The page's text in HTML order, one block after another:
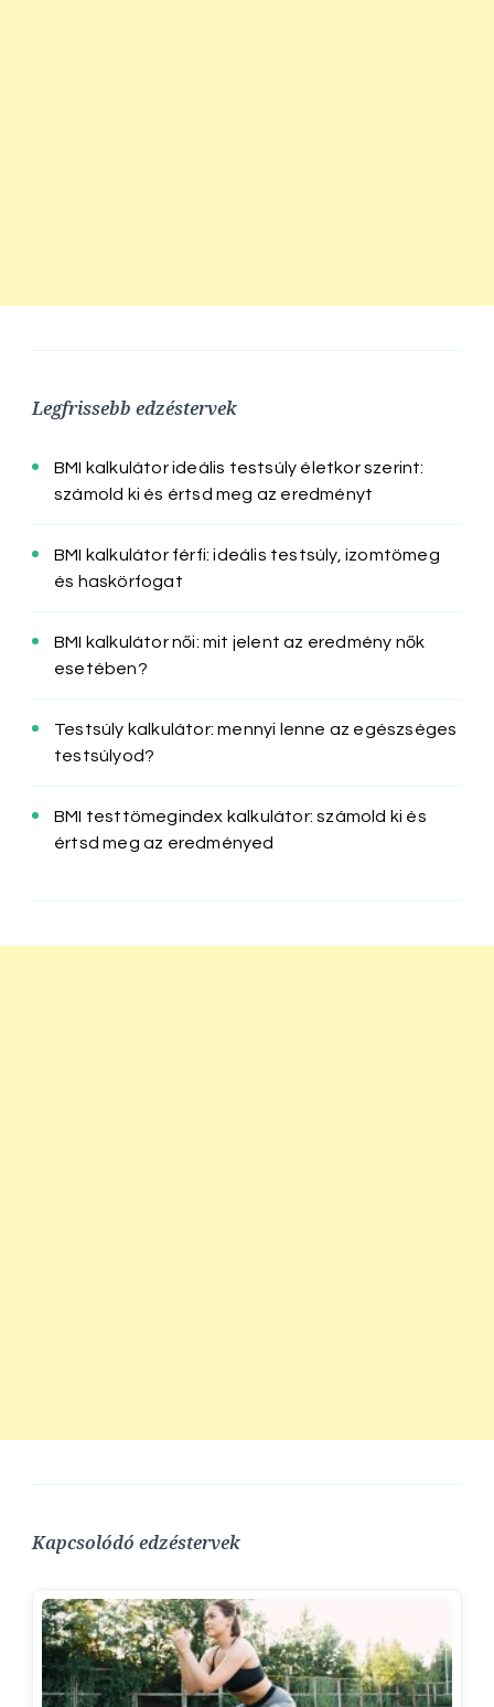
Legfrissebb edzéstervek
BMI kalkulátor ideális testsúly életkor szerint:
számold ki és értsd meg az eredményt
BMI kalkulátor férfi: ideális testsúly, izomtömeg
és haskörfogat
BMI kalkulátor női: mit jelent az eredmény nők
esetében?
Testsúly kalkulátor: mennyi lenne az egészséges
testsúlyod?
BMI testtömegindex kalkulátor: számold ki és
értsd meg az eredményed
Kapcsolódó edzéstervek